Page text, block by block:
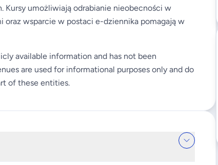
Kursy umożliwiają odrabianie nieobecności w
wsparcie w postaci e-dziennika pomagają w
available information and has not been
are used for informational purposes only and do
of these entities.